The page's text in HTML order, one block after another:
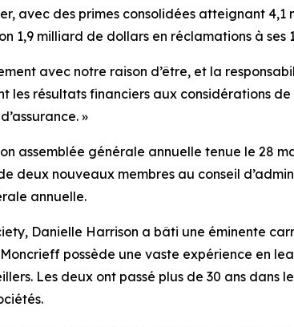
avec des primes consolidées atteignant
1,9 milliard de dollars en réclamations à ses
avec notre raison d’être, et la
les résultats financiers aux considérations
»
assemblée générale annuelle tenue le 28
deux nouveaux membres au conseil
annuelle.
Danielle Harrison a bâti une éminente
possède une vaste expérience en
Les deux ont passé plus de 30 ans dans